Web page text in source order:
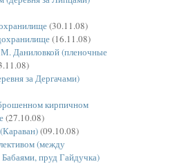
(30.11.08)
(16.11.08)
М. Даниловкой (пленочные
за Дергачами)
кирпичном
(27.10.08)
(09.10.08)
(между
пруд Гайдучка)